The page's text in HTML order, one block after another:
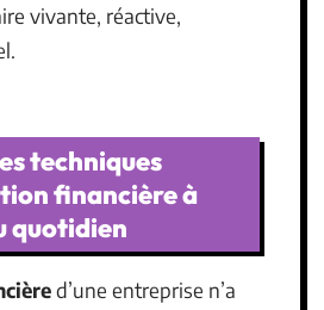
vivante, réactive,
techniques
financière à
quotidien
d’une entreprise n’a